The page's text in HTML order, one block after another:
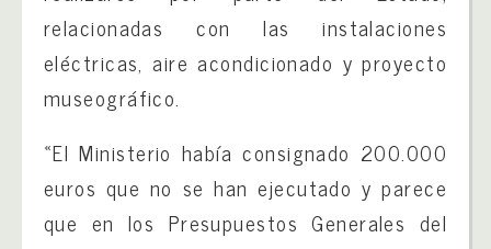
relacionadas con las instalaciones
eléctricas, aire acondicionado y proyecto
museográfico.
«El Ministerio había consignado 200.000
euros que no se han ejecutado y parece
que en los Presupuestos Generales del